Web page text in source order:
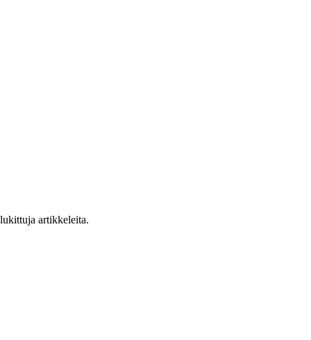
artikkeleita.